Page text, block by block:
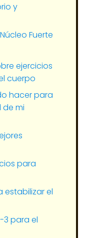
y
Fuerte
ejercicios
cuerpo
hacer para
mi
para
estabilizar el
3 para el